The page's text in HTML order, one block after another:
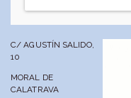
C/ AGUSTÍN SALIDO,
10
MORAL DE
CALATRAVA